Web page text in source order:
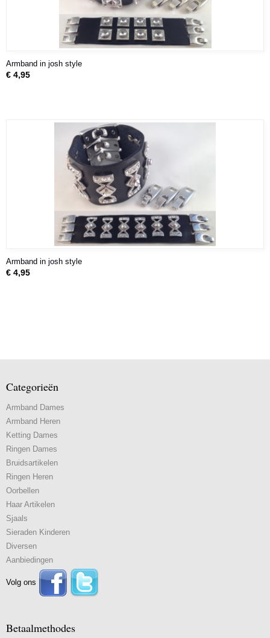
Armband in josh style
€ 4,95
Armband in josh style
€ 4,95
Categorieën
Armband Dames
Armband Heren
Ketting Dames
Ringen Dames
Bruidsartikelen
Ringen Heren
Oorbellen
Haar Artikelen
Sjaals
Sieraden Kinderen
Diversen
Aanbiedingen
Volg ons
Betaalmethodes